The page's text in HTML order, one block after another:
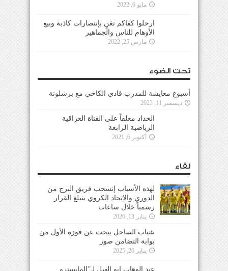
مايو 6, 2022
ارحلوا كفاكم تغنٍ بإنتصارات كاذبة وبيع
الأوهام للناس والجماهير
مارس 25, 2022
تحت الضوء
أسبوع معايشة للمدرب فادي الكاخي مع برشلونة
ديسمبر 11, 2023
الحداد معلقاً على القناة العراقية
الرياضية الرابعة
أكتوبر 6, 2021
لقاء
لهذه الأسباب إنسحب فريق البرج من
الدوري والإتحاد الكروي يتبلغ القرار
رسمياً خلال ساعات
يناير 13, 2026
شباب الساحل يبحث عن فوزه الأول من
بوابة التضامن صور
يناير 26, 2025
عبد الوهاب ابو الهيل لـ”المايسترو